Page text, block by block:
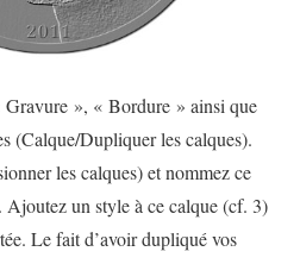
Gravure », « Bordure » ainsi que
(Calque/Dupliquer les calques).
les calques) et nommez ce
Ajoutez un style à ce calque (cf. 3)
Le fait d’avoir dupliqué vos